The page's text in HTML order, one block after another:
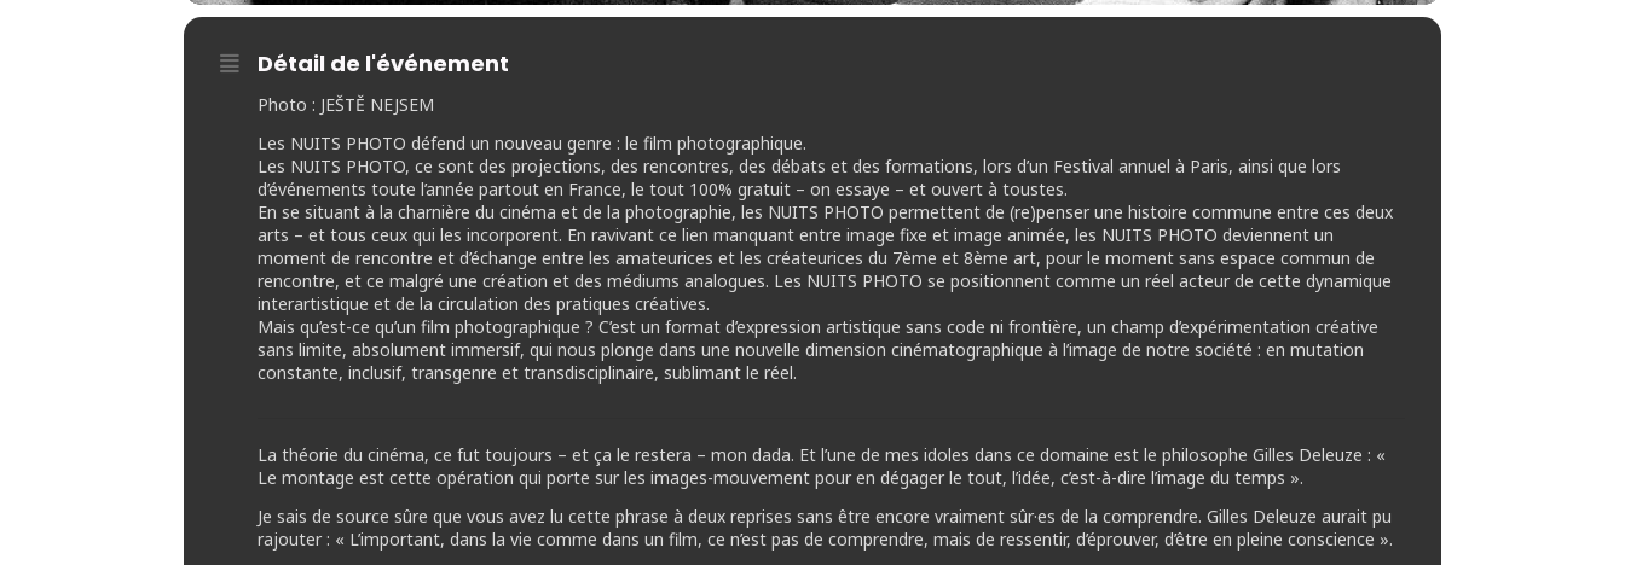
Détail de l'événement
Photo : JEŠTĚ NEJSEM
Les NUITS PHOTO défend un nouveau genre : le film photographique.
Les NUITS PHOTO, ce sont des projections, des rencontres, des débats et des formations, lors d’un Festival annuel à Paris, ainsi que lors
d’événements toute l’année partout en France, le tout 100% gratuit – on essaye – et ouvert à toustes.
En se situant à la charnière du cinéma et de la photographie, les NUITS PHOTO permettent de (re)penser une histoire commune entre ces deux
arts – et tous ceux qui les incorporent. En ravivant ce lien manquant entre image fixe et image animée, les NUITS PHOTO deviennent un
moment de rencontre et d’échange entre les amateurices et les créateurices du 7ème et 8ème art, pour le moment sans espace commun de
rencontre, et ce malgré une création et des médiums analogues. Les NUITS PHOTO se positionnent comme un réel acteur de cette dynamique
interartistique et de la circulation des pratiques créatives.
Mais qu’est-ce qu’un film photographique ? C’est un format d’expression artistique sans code ni frontière, un champ d’expérimentation créative
sans limite, absolument immersif, qui nous plonge dans une nouvelle dimension cinématographique à l’image de notre société : en mutation
constante, inclusif, transgenre et transdisciplinaire, sublimant le réel.
La théorie du cinéma, ce fut toujours – et ça le restera – mon dada. Et l’une de mes idoles dans ce domaine est le philosophe Gilles Deleuze : «
Le montage est cette opération qui porte sur les images-mouvement pour en dégager le tout, l’idée, c’est-à-dire l’image du temps ».
Je sais de source sûre que vous avez lu cette phrase à deux reprises sans être encore vraiment sûr·es de la comprendre. Gilles Deleuze aurait pu
rajouter : « L’important, dans la vie comme dans un film, ce n’est pas de comprendre, mais de ressentir, d’éprouver, d’être en pleine conscience ».